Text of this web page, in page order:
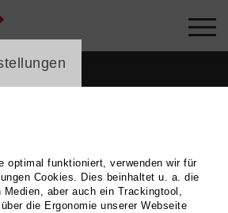
optimal funktioniert, verwenden wir für
Cookies. Dies beinhaltet u. a. die
aber auch ein Trackingtool,
die Ergonomie unserer Webseite